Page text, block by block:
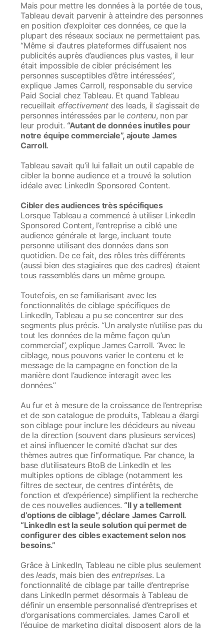
Mais pour mettre les données à la portée de tous,
Tableau devait parvenir à atteindre des personnes
en position d’exploiter ces données, ce que la
plupart des réseaux sociaux ne permettaient pas.
“Même si d’autres plateformes diffusaient nos
publicités auprès d’audiences plus vastes, il leur
était impossible de cibler précisément les
personnes susceptibles d’être intéressées”,
explique James Carroll, responsable du service
Paid Social chez Tableau. Et quand Tableau
recueillait effectivementdes leads, il s’agissait de
personnes intéressées par lecontenu, non par
leur produit. “Autant de données inutiles pour
notre équipe commerciale”, ajoute James
Carroll.
Tableau savait qu’il lui fallait un outil capable de
cibler la bonne audience et a trouvé la solution
idéale avec LinkedIn Sponsored Content.
Cibler des audiences très spécifiques
Lorsque Tableau a commencé à utiliser LinkedIn
Sponsored Content, l’entreprise a ciblé une
audience générale et large, incluant toute
personne utilisant des données dans son
quotidien. De ce fait, des rôles très différents
(aussi bien des stagiaires que des cadres) étaient
tous rassemblés dans un même groupe.
Toutefois, en se familiarisant avec les
fonctionnalités de ciblage spécifiques de
LinkedIn, Tableau a pu se concentrer sur des
segments plus précis. “Un analyste n’utilise pas du
tout les données de la même façon qu’un
commercial”, explique James Carroll. “Avec le
ciblage, nous pouvons varier le contenu et le
message de la campagne en fonction de la
manière dont l’audience interagit avec les
données.”
Au fur et à mesure de la croissance de l’entreprise
et de son catalogue de produits, Tableau a élargi
son ciblage pour inclure les décideurs au niveau
de la direction (souvent dans plusieurs services)
et ainsi influencer le comité d’achat sur des
thèmes autres que l’informatique. Par chance, la
base d’utilisateurs BtoB de LinkedIn et les
multiples options de ciblage (notamment les
filtres de secteur, de centres d’intérêts, de
fonction et d’expérience) simplifient la recherche
de ces nouvelles audiences. “Il y a tellement
d’options de ciblage”, déclare James Carroll.
“LinkedIn est la seule solution qui permet de
configurer des cibles exactement selon nos
besoins.”
Grâce à LinkedIn, Tableau ne cible plus seulement
desleads, mais bien desentreprises. La
fonctionnalité de ciblage par taille d’entreprise
dans LinkedIn permet désormais à Tableau de
définir un ensemble personnalisé d’entreprises et
d’organisations commerciales. James Caroll et
l’équipe de marketing digital disposent alors de la